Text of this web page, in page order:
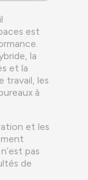
est
la
et la
travail, les
à
et les
pas
de